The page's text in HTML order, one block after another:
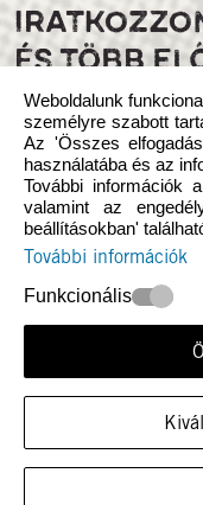
ÉS TÖBB
Kövess minket a
© 2025 Heydude.
működtetési és
megbízott forgalmazója
Adatvédelmi irányelvek
Weboldalunk
személyre szabott
Az 'Összes
használatába és az
További információk
valamint az
beállításokban'
További információk
Funkcionális